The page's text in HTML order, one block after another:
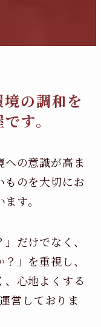
の調和を
す。
の意識が高ま
ものを大切にお
す。
だけでなく、
」を重視し、
心地よくする
営しておりま